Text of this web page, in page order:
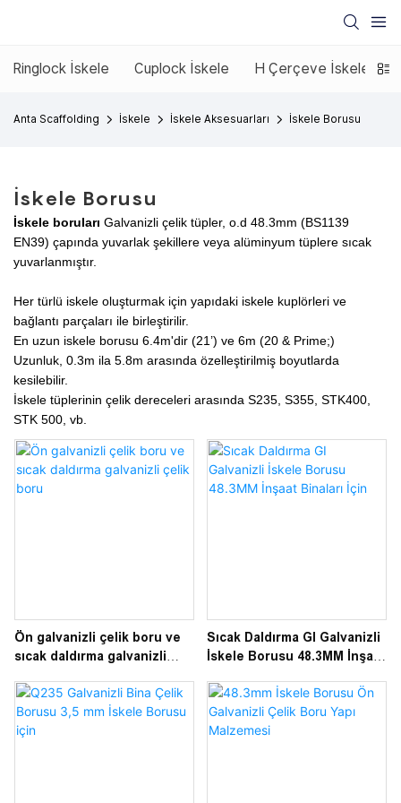
Ringlock İskele Cuplock İskele H Çerçeve İskele
Anta Scaffolding İskele İskele Aksesuarları İskele Borusu
İskele Borusu
İskele boruları Galvanizli çelik tüpler, o.d 48.3mm (BS1139
EN39) çapında yuvarlak şekillere veya alüminyum tüplere sıcak
yuvarlanmıştır.
Her türlü iskele oluşturmak için yapıdaki iskele kuplörleri ve
bağlantı parçaları ile birleştirilir.
En uzun iskele borusu 6.4m'dir (21’) ve 6m (20 & Prime;)
Uzunluk, 0.3m ila 5.8m arasında özelleştirilmiş boyutlarda
kesilebilir.
İskele tüplerinin çelik dereceleri arasında S235, S355, STK400,
STK 500, vb.
Ön galvanizli çelik boru ve
sıcak daldırma galvanizli
Sıcak Daldırma GI Galvanizli
İskele Borusu 48.3MM İnşaat